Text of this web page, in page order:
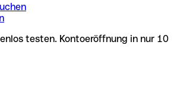
testen. Kontoeröffnung in nur 10